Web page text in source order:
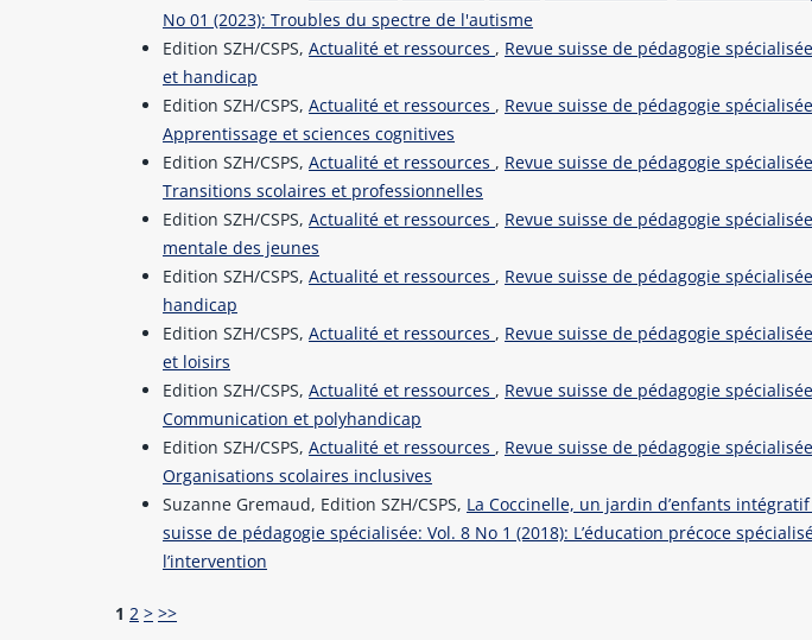
No 01 (2023): Troubles du spectre de l'autisme
Edition SZH/CSPS,Actualité et ressources , Revue suisse de pédagogie
et handicap
Edition SZH/CSPS,Actualité et ressources , Revue suisse de pédagogie
Apprentissage et sciences cognitives
Edition SZH/CSPS,Actualité et ressources , Revue suisse de pédagogie
Transitions scolaires et professionnelles
Edition SZH/CSPS,Actualité et ressources , Revue suisse de pédagogie
mentale des jeunes
Edition SZH/CSPS,Actualité et ressources , Revue suisse de pédagogie
handicap
Edition SZH/CSPS,Actualité et ressources , Revue suisse de pédagogie
et loisirs
Edition SZH/CSPS,Actualité et ressources , Revue suisse de pédagogie
Communication et polyhandicap
Edition SZH/CSPS,Actualité et ressources , Revue suisse de pédagogie
Organisations scolaires inclusives
Suzanne Gremaud, Edition SZH/CSPS, La Coccinelle, un jardin d’enfants
suisse de pédagogie spécialisée: Vol. 8 No 1 (2018): L’éducation précoce
l’intervention
1 2 > >>